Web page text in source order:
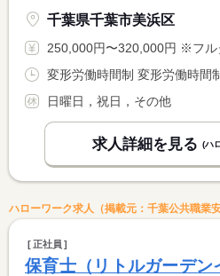
千葉県千葉市美浜区
250,000円〜320,000円 ※フルタイム求人の場合は月額（換算額）
日曜日，祝日，その他
求人詳細を見る (ハ
ハローワーク求人（掲載元：千葉公共職業安
正社員
保育士（リトルガーデン